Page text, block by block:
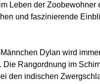
Leben der Zoobewohner
und faszinierende
Dylan wird
Die Rangordnung im
den indischen